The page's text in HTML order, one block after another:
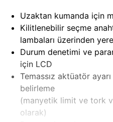
Uzaktan kumanda için
Kilitlenebilir seçme
lambaları üzerinden
Durum denetimi ve
için LCD
Temassız aktüatör
belirleme
(manyetik limit ve tork
olarak)